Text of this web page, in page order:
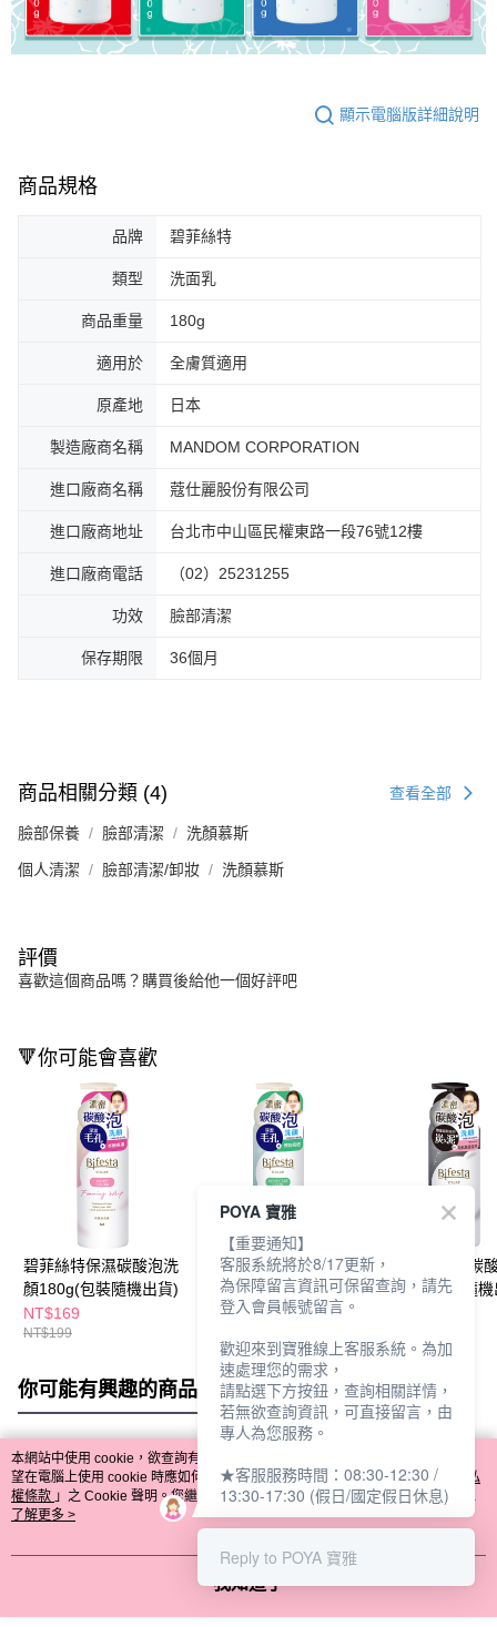
顯示電腦版詳細說明
商品規格
品牌 碧菲絲特
類型 洗面乳
商品重量 180g
適用於 全膚質適用
原產地 日本
製造廠商名稱 MANDOM CORPORATION
進口廠商名稱 蔻仕麗股份有限公司
進口廠商地址 台北市中山區民權東路一段76號12樓
進口廠商電話 （02）25231255
功效 臉部清潔
保存期限 36個月
商品相關分類 (4) 查看全部
臉部保養 臉部清潔 洗顏慕斯
個人清潔 臉部清潔/卸妝 洗顏慕斯
評價
喜歡這個商品嗎？購買後給他一個好評吧
🔻你可能會喜歡
碧菲絲特保濕碳酸泡洗
顏180g(包裝隨機出貨)
NT$169
NT$199
碧菲絲特抗痘碳酸泡洗
顏180g(包裝隨機出貨)
NT$169
碧菲絲特極淨碳
顏180g(包裝隨
你可能有興趣的商品 全站排行
熱門標籤
本網站中使用 cookie，欲查詢有關本網站使用 cookie 方式之詳情，及若您不希
望在電腦上使用 cookie 時應如何變更電腦的 cookie 設定，請參閱本網站「
隱私
權條款 」之 Cookie 聲明。您繼續使用本網站即表示您同意本公司得按本網站使
用條款之 Cookie 聲明使用 cookie。
了解更多 >
我知道了
POYA 寶雅
【重要通知】
客服系統將於8/17更新，
為保障留言資訊可保留查詢，請先
登入會員帳號留言。
歡迎來到寶雅線上客服系統。為加
速處理您的需求，
請點選下方按鈕，查詢相關詳情，
若無欲查詢資訊，可直接留言，由
專人為您服務。
★客服服務時間：08:30-12:30 /
13:30-17:30 (假日/國定假日休息)
Reply to POYA 寶雅